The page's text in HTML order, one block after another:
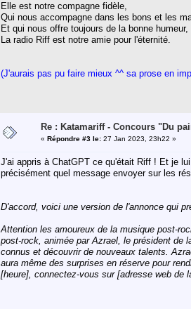
Elle est notre compagne fidèle,
Qui nous accompagne dans les bons et les
Et qui nous offre toujours de la bonne humeur,
La radio Riff est notre amie pour l'éternité.
(J'aurais pas pu faire mieux ^^ sa prose en
Re : Katamariff - Concours "Du
« Répondre #3 le: 27 Jan 2023, 23h22 »
J'ai appris à ChatGPT ce qu'était Riff ! Et je
précisément quel message envoyer sur les
D'accord, voici une version de l'annonce qui
Attention les amoureux de la musique post-
post-rock, animée par Azrael, le président de
connus et découvrir de nouveaux talents.
aura même des surprises en réserve pour
[heure], connectez-vous sur [adresse web de